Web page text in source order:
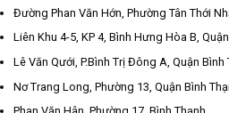
Đường Phan Văn Hớn, Phường Tân Thới
Liên Khu 4-5, KP 4, Bình Hưng Hòa B,
Lê Văn Qưới, P.Bình Trị Đông A, Quận Bình
Nơ Trang Long, Phường 13, Quận Bình